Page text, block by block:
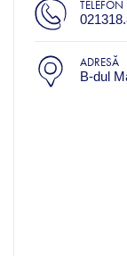
TELEFON
ADRESĂ
B-dul